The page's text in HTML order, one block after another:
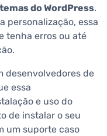
do WordPress.
personalização, essa
tenha erros ou até
desenvolvedores de
essa
e uso do
de instalar o seu
um suporte caso